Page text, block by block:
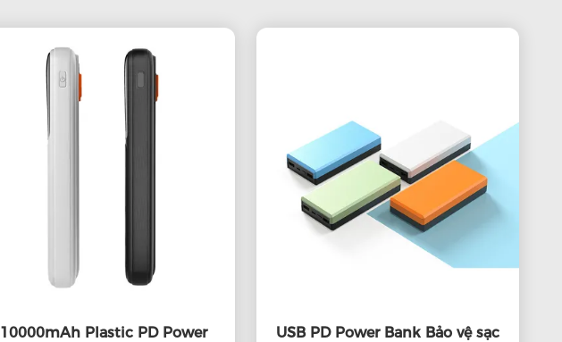
10000mAh Plastic PD Power
USB PD Power Bank Bảo vệ sạc